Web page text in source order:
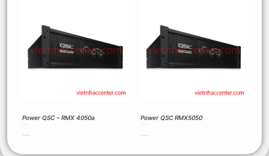
Power QSC – RMX 4050a Power QSC RMX5050